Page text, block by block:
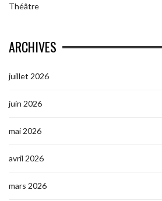
Théâtre
ARCHIVES
juillet 2026
juin 2026
mai 2026
avril 2026
mars 2026